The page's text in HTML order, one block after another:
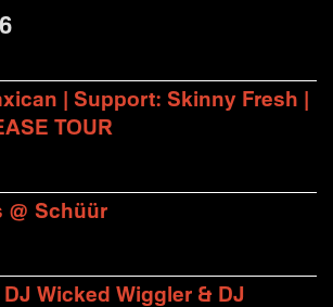
| Support: Skinny Fresh |
TOUR
@ Schüür
Wicked Wiggler & DJ